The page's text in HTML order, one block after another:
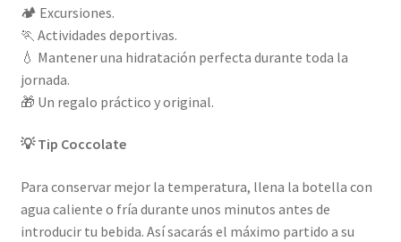
🏕️ Excursiones.
🏃 Actividades deportivas.
💧 Mantener una hidratación perfecta durante toda la
jornada.
🎁 Un regalo práctico y original.
💡 Tip Coccolate
Para conservar mejor la temperatura, llena la botella con
agua caliente o fría durante unos minutos antes de
introducir tu bebida. Así sacarás el máximo partido a su